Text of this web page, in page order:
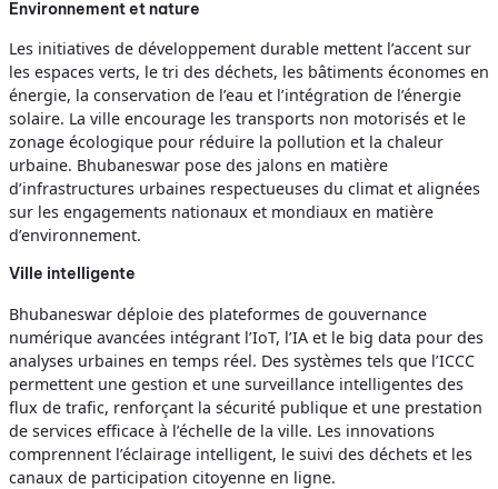
Environnement et nature
Les initiatives de développement durable mettent l’accent sur
les espaces verts, le tri des déchets, les bâtiments économes en
énergie, la conservation de l’eau et l’intégration de l’énergie
solaire. La ville encourage les transports non motorisés et le
zonage écologique pour réduire la pollution et la chaleur
urbaine. Bhubaneswar pose des jalons en matière
d’infrastructures urbaines respectueuses du climat et alignées
sur les engagements nationaux et mondiaux en matière
d’environnement.
Ville intelligente
Bhubaneswar déploie des plateformes de gouvernance
numérique avancées intégrant l’IoT, l’IA et le big data pour des
analyses urbaines en temps réel. Des systèmes tels que l’ICCC
permettent une gestion et une surveillance intelligentes des
flux de trafic, renforçant la sécurité publique et une prestation
de services efficace à l’échelle de la ville. Les innovations
comprennent l’éclairage intelligent, le suivi des déchets et les
canaux de participation citoyenne en ligne.